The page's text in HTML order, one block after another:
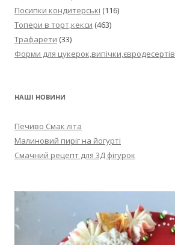
Посипки кондитерські (116)
Топери в торт,кекси (463)
Трафарети (33)
Форми для цукерок,випічки,євродесертів
НАШІ НОВИНИ
Печиво Смак літа
Малиновий пиріг на йогурті
Смачний рецепт для 3Д фігурок